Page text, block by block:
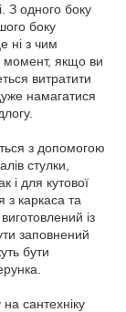
З одного боку
боку
ні з чим
момент, якщо ви
витратити
намагатися
з допомогою
стулки,
і для кутової
з каркаса та
із
заповнений
бути
сантехніку